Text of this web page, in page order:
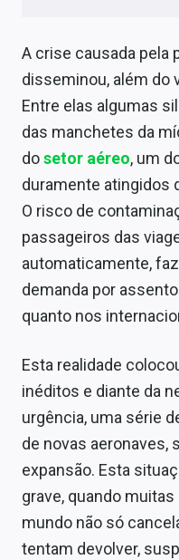
Conteúdo de Marca
Sobre
Expediente
Contato
A crise causada pela
disseminou, além do
Entre elas algumas
das manchetes da
dosetor aéreo, um
duramente atingidos
O risco de
passageiros das
automaticamente,
demanda por
quanto nos
Esta realidade
inéditos e diante da
urgência, uma série
de novas aeronaves,
expansão. Esta
grave, quando
mundo não só
tentam devolver,